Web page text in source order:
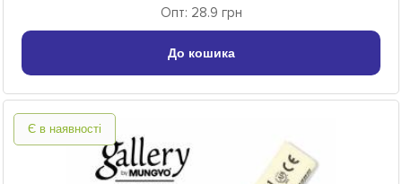
Опт: 28.9 грн
До кошика
Є в наявності